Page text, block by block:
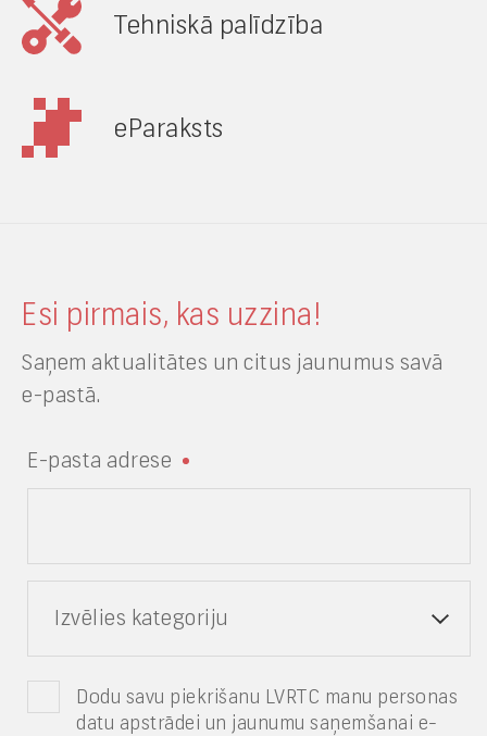
Tehniskā palīdzība
eParaksts
Esi pirmais, kas uzzina!
Saņem aktualitātes un citus jaunumus savā
e-pastā.
E-pasta adrese
Izvēlies kategoriju
Dodu savu piekrišanu LVRTC manu personas
datu apstrādei un jaunumu saņemšanai e-